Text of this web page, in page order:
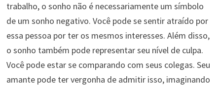
trabalho, o sonho não é necessariamente um símbolo
de um sonho negativo. Você pode se sentir atraído por
essa pessoa por ter os mesmos interesses. Além disso,
o sonho também pode representar seu nível de culpa.
Você pode estar se comparando com seus colegas. Seu
amante pode ter vergonha de admitir isso, imaginando